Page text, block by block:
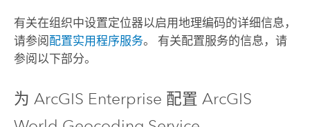
有关在组织中设置定位器以启用地理编码的详细信息，
请参阅配置实用程序服务。 有关配置服务的信息，请
参阅以下部分。
为 ArcGIS Enterprise 配置 ArcGIS